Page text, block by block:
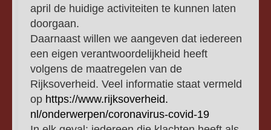
april de huidige activiteiten te kunnen laten
doorgaan.
Daarnaast willen we aangeven dat iedereen
een eigen verantwoordelijkheid heeft
volgens de maatregelen van de
Rijksoverheid. Veel informatie staat vermeld
op https://www.rijksoverheid.
nl/onderwerpen/coronavirus-covid-19